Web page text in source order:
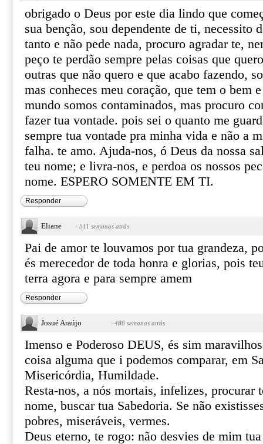
obrigado o Deus por este dia lindo que
sua benção, sou dependente de ti, necessito
tanto e não pede nada, procuro agradar te,
peço te perdão sempre pelas coisas que
outras que não quero e que acabo fazendo,
mas conheces meu coração, que tem o bem
mundo somos contaminados, mas procuro
fazer tua vontade. pois sei o quanto me
sempre tua vontade pra minha vida e não a
falha. te amo. Ajuda-nos, ó Deus da nossa
teu nome; e livra-nos, e perdoa os nossos
nome. ESPERO SOMENTE EM TI.
Responder
Eliane · 511 semanas atrás
Pai de amor te louvamos por tua grandeza,
és merecedor de toda honra e glorias, pois
terra agora e para sempre amem
Responder
Josué Araújo · 486 semanas atrás
Imenso e Poderoso DEUS, és sim
coisa alguma que i podemos comparar, em
Misericórdia, Humildade.
Resta-nos, a nós mortais, infelizes, procurar
nome, buscar tua Sabedoria. Se não
pobres, miseráveis, vermes.
Deus eterno, te rogo: não desvies de mim